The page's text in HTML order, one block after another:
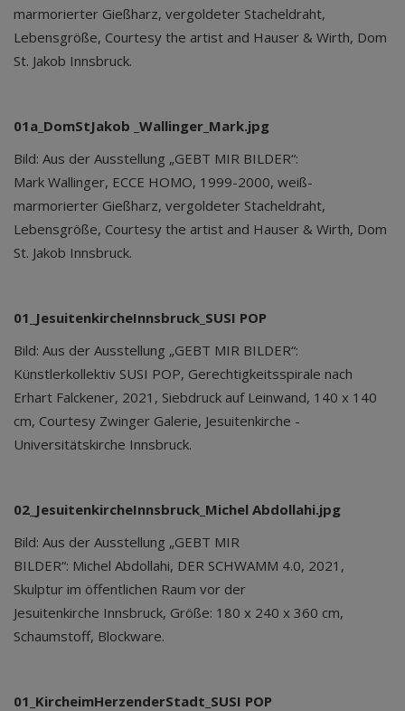
marmorierter Gießharz, vergoldeter Stacheldraht,
Lebensgröße, Courtesy the artist and Hauser & Wirth, Dom
St. Jakob Innsbruck.
01a_DomStJakob _Wallinger_Mark.jpg
Bild: Aus der Ausstellung „GEBT MIR BILDER“:
Mark Wallinger, ECCE HOMO, 1999-2000, weiß-
marmorierter Gießharz, vergoldeter Stacheldraht,
Lebensgröße, Courtesy the artist and Hauser & Wirth, Dom
St. Jakob Innsbruck.
01_JesuitenkircheInnsbruck_SUSI POP
Bild: Aus der Ausstellung „GEBT MIR BILDER“:
Künstlerkollektiv SUSI POP, Gerechtigkeitsspirale nach
Erhart Falckener, 2021, Siebdruck auf Leinwand, 140 x 140
cm, Courtesy Zwinger Galerie, Jesuitenkirche -
Universitätskirche Innsbruck.
02 _JesuitenkircheInnsbruck Michel Abdollahi.jpg
Bild: Aus der Ausstellung „GEBT MIR
BILDER“: Michel Abdollahi, DER SCHWAMM 4.0, 2021,
Skulptur im öffentlichen Raum vor der
Jesuitenkirche Innsbruck, Größe: 180 x 240 x 360 cm,
Schaumstoff, Blockware.
01_KircheimHerzenderStadt_SUSI POP